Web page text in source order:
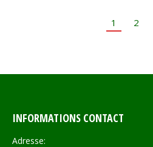
1 2
INFORMATIONS CONTACT
Adresse: